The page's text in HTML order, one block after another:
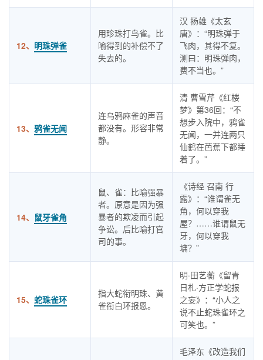
12、 明珠弹雀
用珍珠打鸟雀。比
喻得到的补偿不了
失去的。
汉 扬雄《太玄
唐》：“明珠弹于
飞肉，其得不复。
测曰：明珠弹肉，
费不当也。”
13、 鸦雀无闻
连乌鸦麻雀的声音
都没有。形容非常
静。
清 曹雪芹《红楼
梦》第36回：“不
想步入院中，鸦雀
无闻，一并连两只
仙鹤在芭蕉下都睡
着了。”
14、 鼠牙雀角
鼠、雀：比喻强暴
者。原意是因为强
暴者的欺凌而引起
争讼。后比喻打官
司的事。
《诗经 召南 行
露》：“谁谓雀无
角，何以穿我
屋？……谁谓鼠无
牙，何以穿我
墉？”
15、 蛇珠雀环
指大蛇衔明珠、黄
雀衔白环报恩。
明·田艺蘅《留青
日札·方正学蛇报
之妄》：“小人之
说不止蛇珠雀环之
可笑也。”
毛泽东《改造我们